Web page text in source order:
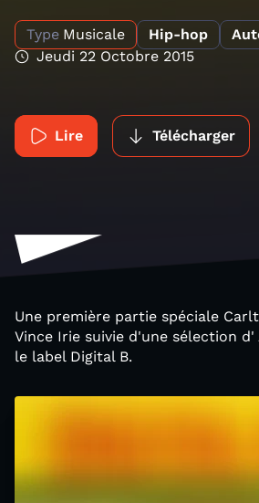
Type Musicale Hip-hop
Jeudi 22 Octobre 2015
Lire Télécharger
Une première partie spéciale
Vince Irie suivie d'une sélection d'
le label Digital B.